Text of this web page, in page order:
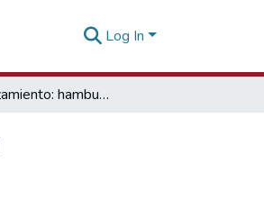
Log In
Nuevo lanzamiento: hamburguesas de bacalao y merluza con espárragos en España